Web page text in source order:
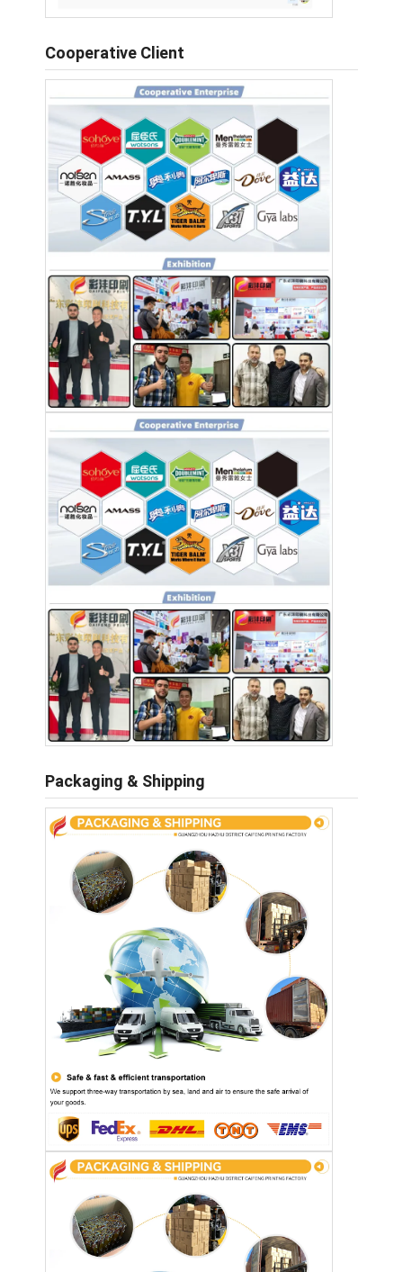
Cooperative Client
Packaging & Shipping